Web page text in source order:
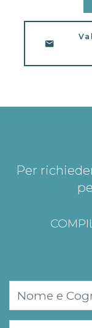
Per